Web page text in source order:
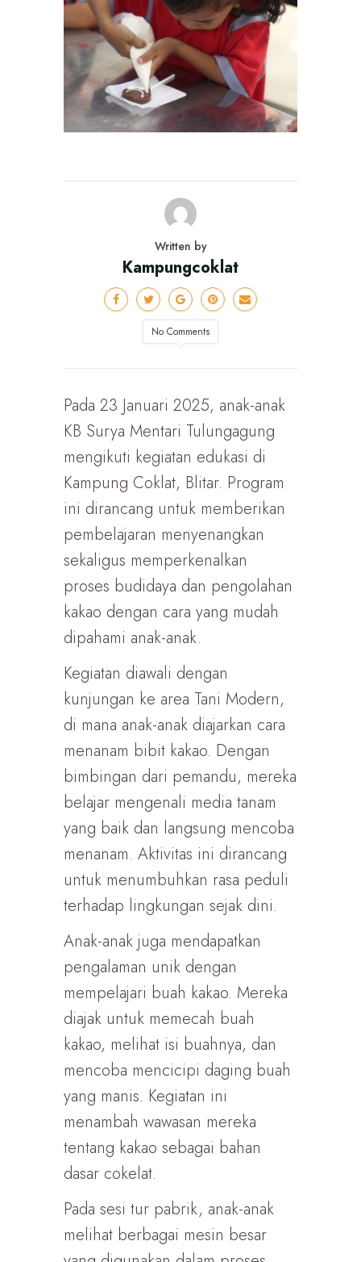
Written by
Kampungcoklat
No Comments
Pada 23 Januari 2025, anak-anak
KB Surya Mentari Tulungagung
mengikuti kegiatan edukasi di
Kampung Coklat, Blitar. Program
ini dirancang untuk memberikan
pembelajaran menyenangkan
sekaligus memperkenalkan
proses budidaya dan pengolahan
kakao dengan cara yang mudah
dipahami anak-anak.
Kegiatan diawali dengan
kunjungan ke area Tani Modern,
di mana anak-anak diajarkan cara
menanam bibit kakao. Dengan
bimbingan dari pemandu, mereka
belajar mengenali media tanam
yang baik dan langsung mencoba
menanam. Aktivitas ini dirancang
untuk menumbuhkan rasa peduli
terhadap lingkungan sejak dini.
Anak-anak juga mendapatkan
pengalaman unik dengan
mempelajari buah kakao. Mereka
diajak untuk memecah buah
kakao, melihat isi buahnya, dan
mencoba mencicipi daging buah
yang manis. Kegiatan ini
menambah wawasan mereka
tentang kakao sebagai bahan
dasar cokelat.
Pada sesi tur pabrik, anak-anak
melihat berbagai mesin besar